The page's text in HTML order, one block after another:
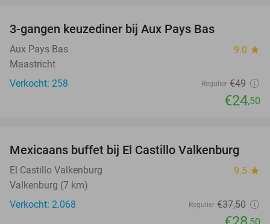
3-gangen keuzediner bij Aux Pays Bas
Aux Pays Bas 9.0 star
Maastricht
Verkocht: 258
Regulier €49
€24,50
24%
Mexicaans buffet bij El Castillo Valkenburg
El Castillo Valkenburg 9.5 star
Valkenburg (7 km)
Verkocht: 2.068
Regulier €37,50